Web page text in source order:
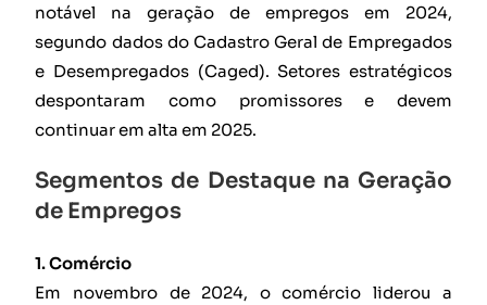
notável na geração de empregos em 2024,
segundo dados do Cadastro Geral de Empregados
e Desempregados (Caged). Setores estratégicos
despontaram como promissores e devem
continuar em alta em 2025.
Segmentos de Destaque na Geração
de Empregos
1. Comércio
Em novembro de 2024, o comércio liderou a